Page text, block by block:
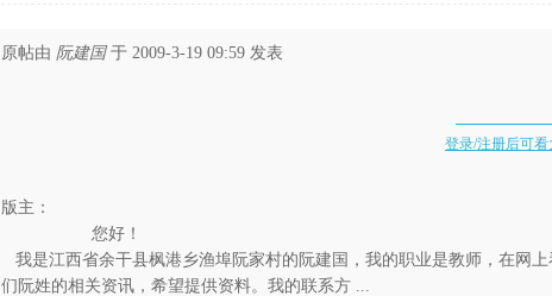
原帖由 阮建国于 2009-3-19 09:59 发表
登录/注册后可看
版主：
您好！
我是江西省余干县枫港乡渔埠阮家村的阮建国，我的职业是教师，在网
们阮姓的相关资讯，希望提供资料。我的联系方 ...